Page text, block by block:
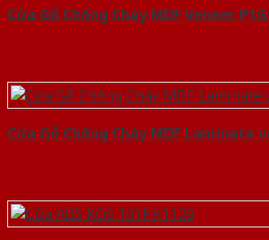
Cửa Gỗ Chống Cháy MDF Veneer
Cửa Gỗ Chống Cháy MDF Laminate